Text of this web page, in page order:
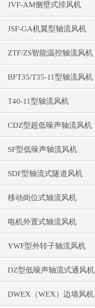
JVF-AM侧壁式排风机
JSF-GA机翼型轴流风机
ZTF/ZS智能温控轴流风机
BFT35/T35-11型轴流风机
T40-11型轴流风机
CDZ型超低噪声轴流风机
SF型低噪声轴流风机
SDF型轴流式隧道风机
移动岗位式轴流风机
电机外置式轴流风机
YWF型外转子轴流风机
DZ型低噪声轴流式通风机
DWEX（WEX）边墙风机